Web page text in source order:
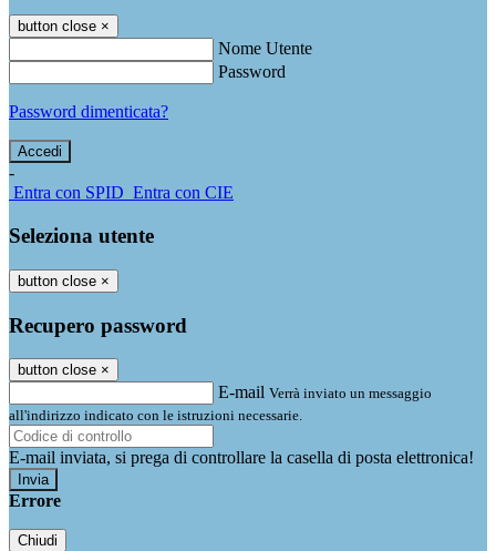
button close ×
Nome Utente
Password
Password dimenticata?
-
Entra con SPID Entra con CIE
Seleziona utente
button close ×
Recupero password
button close ×
E-mail Verrà inviato un messaggio
all'indirizzo indicato con le istruzioni necessarie.
E-mail inviata, si prega di controllare la casella di posta elettronica!
Errore
Chiudi